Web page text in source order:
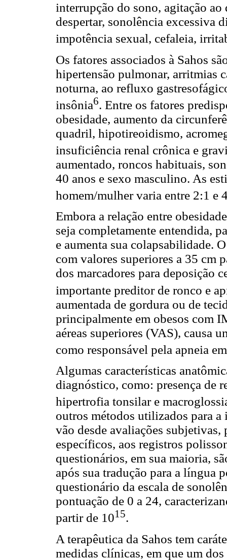
interrupção do sono, agitação ao
despertar, sonolência excessiva
impotência sexual, cefaleia,
Os fatores associados à Sahos
hipertensão pulmonar, arritmias
noturna, ao refluxo
insônia6. Entre os fatores
obesidade, aumento da
quadril, hipotireoidismo,
insuficiência renal crônica e
aumentado, roncos habituais,
40 anos e sexo masculino. As
homem/mulher varia entre 2:1 e
Embora a relação entre
seja completamente entendida,
e aumenta sua colapsabilidade.
com valores superiores a 35 cm
dos marcadores para deposição
importante preditor de ronco e
aumentada de gordura ou de
principalmente em obesos com
aéreas superiores (VAS), causa
como responsável pela apneia
Algumas características
diagnóstico, como: presença de
hipertrofia tonsilar e
outros métodos utilizados para
vão desde avaliações
específicos, aos registros
questionários, em sua maioria,
após sua tradução para a língua
questionário da escala de
pontuação de 0 a 24,
partir de 1015.
A terapêutica da Sahos tem
medidas clínicas, em que um